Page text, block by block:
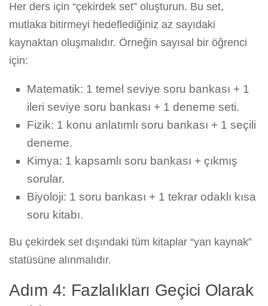
Her ders için “çekirdek set” oluşturun. Bu set,
mutlaka bitirmeyi hedeflediğiniz az sayıdaki
kaynaktan oluşmalıdır. Örneğin sayısal bir öğrenci
için:
Matematik: 1 temel seviye soru bankası + 1
ileri seviye soru bankası + 1 deneme seti.
Fizik: 1 konu anlatımlı soru bankası + 1 seçili
deneme.
Kimya: 1 kapsamlı soru bankası + çıkmış
sorular.
Biyoloji: 1 soru bankası + 1 tekrar odaklı kısa
soru kitabı.
Bu çekirdek set dışındaki tüm kitaplar “yan kaynak”
statüsüne alınmalıdır.
Adım 4: Fazlalıkları Geçici Olarak